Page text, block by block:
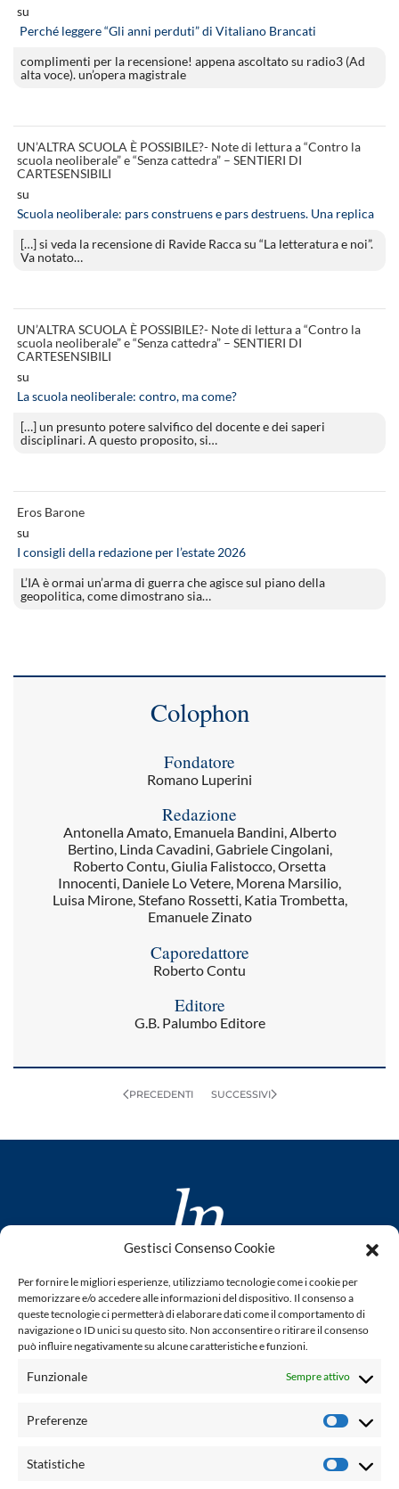
Gestisci Consenso Cookie
Per fornire le migliori esperienze, utilizziamo tecnologie come i cookie per
memorizzare e/o accedere alle informazioni del dispositivo. Il consenso a
queste tecnologie ci permetterà di elaborare dati come il comportamento di
navigazione o ID unici su questo sito. Non acconsentire o ritirare il consenso
può influire negativamente su alcune caratteristiche e funzioni.
Funzionale Sempre attivo
Preferenze
Statistiche
su
Perché leggere “Gli anni perduti” di Vitaliano Brancati
complimenti per la recensione! appena ascoltato su radio3 (Ad
alta voce). un’opera magistrale
UN’ALTRA SCUOLA È POSSIBILE?- Note di lettura a “Contro la
scuola neoliberale” e “Senza cattedra” – SENTIERI DI
CARTESENSIBILI
su
Scuola neoliberale: pars construens e pars destruens. Una replica
[…] si veda la recensione di Ravide Racca su “La letteratura e noi”.
Va notato…
UN’ALTRA SCUOLA È POSSIBILE?- Note di lettura a “Contro la
scuola neoliberale” e “Senza cattedra” – SENTIERI DI
CARTESENSIBILI
su
La scuola neoliberale: contro, ma come?
[…] un presunto potere salvifico del docente e dei saperi
disciplinari. A questo proposito, si…
Eros Barone
su
I consigli della redazione per l’estate 2026
L’IA è ormai un’arma di guerra che agisce sul piano della
geopolitica, come dimostrano sia…
Colophon
Fondatore
Romano Luperini
Redazione
Antonella Amato, Emanuela Bandini, Alberto
Bertino, Linda Cavadini, Gabriele Cingolani,
Roberto Contu, Giulia Falistocco, Orsetta
Innocenti, Daniele Lo Vetere, Morena Marsilio,
Luisa Mirone, Stefano Rossetti, Katia Trombetta,
Emanuele Zinato
Caporedattore
Roberto Contu
Editore
G.B. Palumbo Editore
PRECEDENTI SUCCESSIVI
www.laletteraturaenoi.it
fondato da Romano Luperini
Questo blog non rappresenta una testata giornalistica in
quanto viene aggiornato senza alcuna periodicità. Non può
legge n° 62 del 7.03.2001. L'autore non è responsabile per